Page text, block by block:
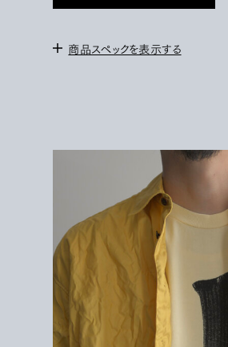
商品スペックを表示する
172cm / サイズ1を着用
COTTON 100%